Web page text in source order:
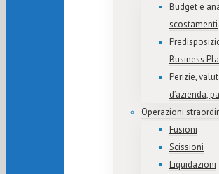
Budget e
scostamenti
Business
Perizie,
d’azienda,
Operazioni
Fusioni
Scissioni
Liquidazioni